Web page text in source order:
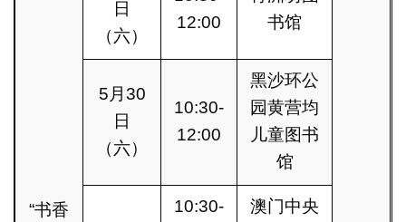
“书香
日
（六）
12:00
书馆
5月30
日
（六）
10:30-
12:00
黑沙环公
园黄营均
儿童图书
馆
10:30-
澳门中央